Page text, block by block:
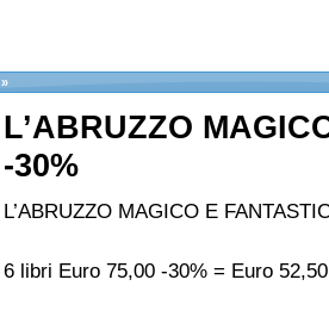
»
L’ABRUZZO
-30%
L’ABRUZZO MAGICO E
6 libri Euro 75,00 -30% = Euro 52,50